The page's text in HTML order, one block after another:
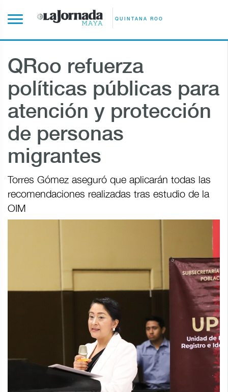
QUINTANA ROO
QRoo refuerza
políticas públicas para
atención y protección
de personas
migrantes
Torres Gómez aseguró que aplicarán todas las
recomendaciones realizadas tras estudio de la
OIM